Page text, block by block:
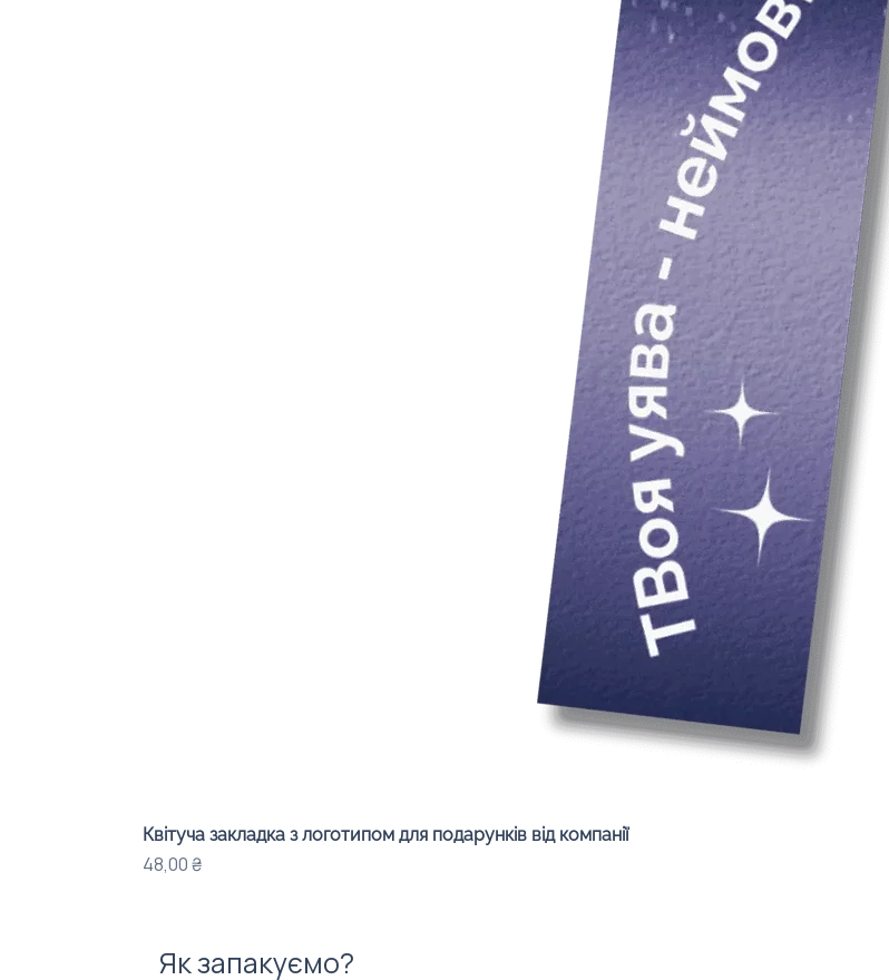
Квітуча закладка з логотипом для подарунків від компанії
Ціна
48,00 ₴
Як запакуємо?